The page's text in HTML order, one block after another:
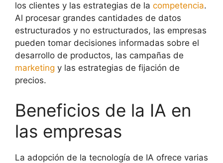
los clientes y las estrategias de la competencia.
Al procesar grandes cantidades de datos
estructurados y no estructurados, las empresas
pueden tomar decisiones informadas sobre el
desarrollo de productos, las campañas de
marketing y las estrategias de fijación de
precios.
Beneficios de la IA en
las empresas
La adopción de la tecnología de IA ofrece varias